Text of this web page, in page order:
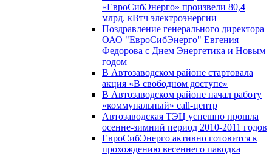
«ЕвроСибЭнерго» произвели 80,4
млрд. кВтч электроэнергии
Поздравление генерального директора
ОАО "ЕвроСибЭнерго" Евгения
Федорова с Днем Энергетика и Новым
годом
В Автозаводском районе стартовала
акция «В свободном доступе»
В Автозаводском районе начал работу
«коммунальный» call-центр
Автозаводская ТЭЦ успешно прошла
осенне-зимний период 2010-2011 годов
ЕвроСибЭнерго активно готовится к
прохождению весеннего паводка